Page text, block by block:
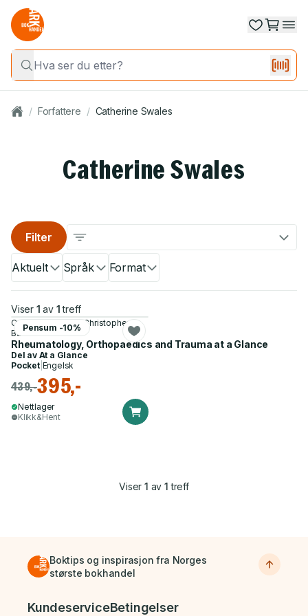
/ Forfattere / Catherine Swales
Catherine Swales
Aktuelt Språk Format
Filter
Viser 1 av 1 treff
Pensum -10%
Catherine Swales, Christopher
Bulstrode
Rheumatology, Orthopaedics and Trauma at a Glance
Del av At a Glance
Pocket| Engelsk
439,-395,-
Nettlager
Klikk&Hent
Viser1 av 1 treff
Boktips og inspirasjon fra Norges
største bokhandel
Bunnmeny
KundeserviceBetingelser